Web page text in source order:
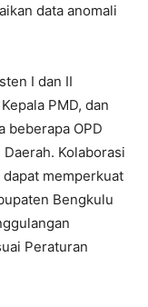
data anomali
I dan II
PMD, dan
beberapa OPD
Kolaborasi
memperkuat
Bengkulu
Peraturan